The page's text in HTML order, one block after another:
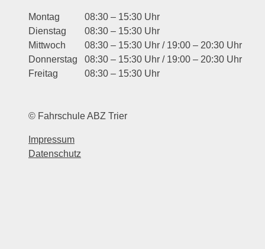
Montag
08:30 – 15:30 Uhr
Dienstag
08:30 – 15:30 Uhr
Mittwoch
08:30 – 15:30 Uhr / 19:00 – 20:30 Uhr
Donnerstag
08:30 – 15:30 Uhr / 19:00 – 20:30 Uhr
Freitag
08:30 – 15:30 Uhr
© Fahrschule ABZ Trier
Impressum
Datenschutz